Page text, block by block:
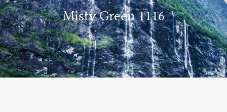
Misty Green 1116